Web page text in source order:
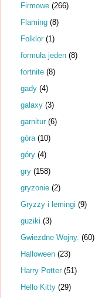
Firmowe (266)
Flaming (8)
Folklor (1)
formuła jeden (8)
fortnite (8)
gady (4)
galaxy (3)
garnitur (6)
góra (10)
góry (4)
gry (158)
gryzonie (2)
Gryzzy i lemingi (9)
guziki (3)
Gwiezdne Wojny. (60)
Halloween (23)
Harry Potter (51)
Hello Kitty (29)